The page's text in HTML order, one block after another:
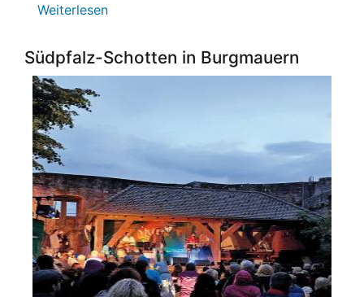
Weiterlesen
Wunder
Südpfalz-Schotten in Burgmauern